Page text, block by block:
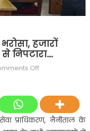
हजारों
Offon
में
उमड़ा
लोगों
प्राधिकरण, नैनीताल के